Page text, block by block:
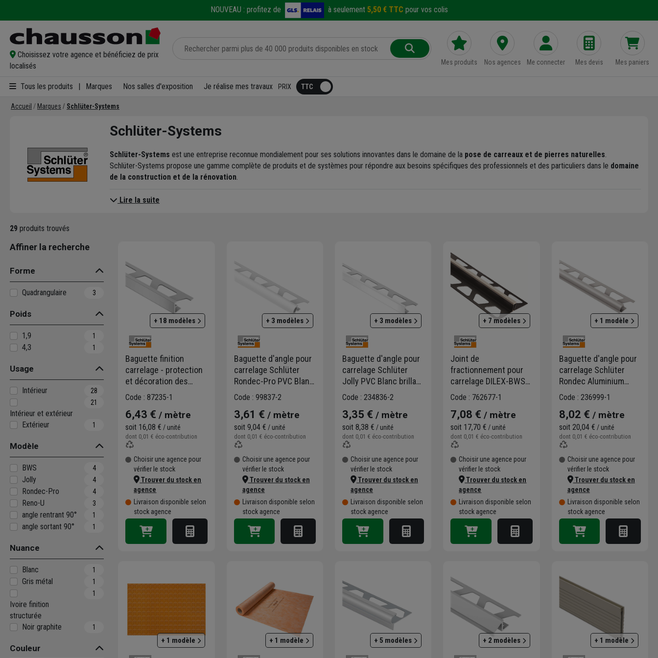
NOUVEAU : profitez de à seulement 5,50 € TTC pour vos colis
Choisissez votre agence et bénéficiez de prix
localisés
Mes produits Nos agences Me connecter Mes devis Mes paniers
Tous les produits Marques Nos salles d'exposition Je réalise mes travaux PRIX
Accueil Marques Schlüter-Systems
Schlüter-Systems
Schlüter-Systems est une entreprise reconnue mondialement pour ses solutions innovantes dans le domaine de la pose de carreaux et de pierres naturelles
Schlüter-Systems propose une gamme complète de produits et de systèmes pour répondre aux besoins spécifiques des professionnels et des particuliers dans le domaine
de la construction et de la rénovation
Parmi leurs offres, nous vous proposons
Les domaines d'application
La construction neuve
: Pour la réalisation de salles de bains, de cuisines, de piscines, de terrasses, etc.
La rénovation: Pour la remise à neuf de revêtements existants, l'amélioration de l'étanchéité ou la création de nouvelles ambiances.
Le bâtiment tertiaire: Pour les hôtels, les restaurants, les commerces, etc.
Lire la suite
29 produits trouvés
Affiner la recherche
Forme
Quadrangulaire 3
Poids
1,9 1
4,3 1
Usage
Intérieur 28
Intérieur et extérieur
21
Extérieur 1
Modèle
BWS 4
Jolly 4
Rondec-Pro 4
Reno-U 3
angle rentrant 90° 1
angle sortant 90° 1
Nuance
Blanc 1
Gris métal 1
Ivoire finition
structurée
1
Noir graphite 1
Couleur
+ 18 modèles
Baguette finition
carrelage - protection
et décoration des
chants - Schlüter
naturel mat - Haut.
10,0 MM x Long. 2,50 M
Code : 87235-1
6,43 € / mètre
soit 16,08 € / unité
dont 0,01 € éco-contribution
Choisir une agence pour
vérifier le stock
Trouver du stock en
agence
Livraison disponible selon
stock agence
+ 3 modèles
Baguette d'angle pour
carrelage Schlüter
Rondec-Pro PVC Blanc
- H.10,0 MM - L.2,50 M
Code : 99837-2
3,61 € / mètre
soit 9,04 € / unité
dont 0,01 € éco-contribution
Choisir une agence pour
vérifier le stock
Trouver du stock en
agence
Livraison disponible selon
stock agence
+ 3 modèles
Baguette d'angle pour
carrelage Schlüter
Jolly PVC Blanc brillant
- Hauteur 10,0 MM -
Code : 234836-2
3,35 € / mètre
soit 8,38 € / unité
dont 0,01 € éco-contribution
Choisir une agence pour
vérifier le stock
Trouver du stock en
agence
Livraison disponible selon
stock agence
+ 7 modèles
Joint de
fractionnement pour
carrelage DILEX-BWS
Schlüter - hauteur 10,0
Gris
Code : 762677-1
7,08 € / mètre
soit 17,70 € / unité
dont 0,01 € éco-contribution
Choisir une agence pour
vérifier le stock
Trouver du stock en
agence
Livraison disponible selon
stock agence
+ 1 modèle
Baguette d'angle pour
carrelage Schlüter
Rondec Aluminium
anodisé mat - Hauteur
2,50 M
Code : 236999-1
8,02 € / mètre
soit 20,04 € / unité
dont 0,01 € éco-contribution
Choisir une agence pour
vérifier le stock
Trouver du stock en
agence
Livraison disponible selon
stock agence
+ 1 modèle + 1 modèle + 5 modèles + 2 modèles + 1 modèle